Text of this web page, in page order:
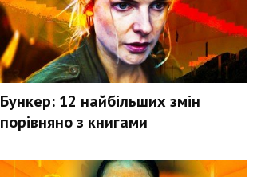
Бункер: 12 найбільших змін
порівняно з книгами